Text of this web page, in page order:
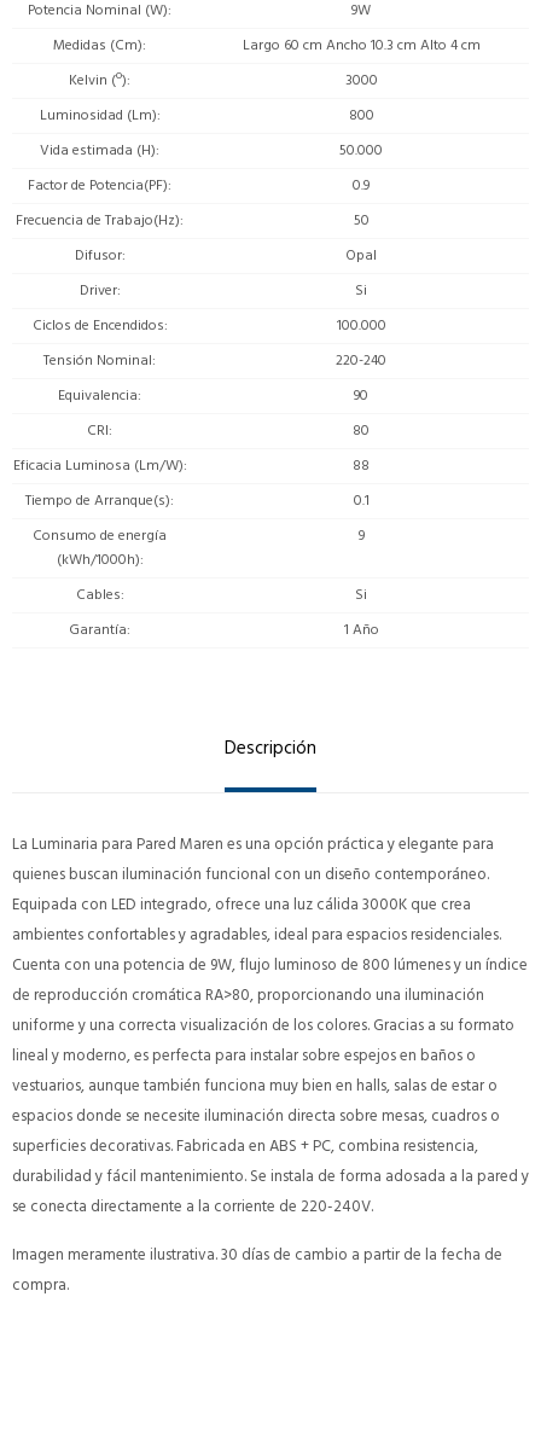
Potencia Nominal (W)
9W
Medidas (Cm)
Largo 60 cm Ancho 10.3 cm Alto 4 cm
Kelvin (º)
3000
Luminosidad (Lm)
800
Vida estimada (H)
50.000
Factor de Potencia(PF)
0.9
Frecuencia de Trabajo(Hz)
50
Difusor
Opal
Driver
Si
Ciclos de Encendidos
100.000
Tensión Nominal
220-240
Equivalencia
90
CRI
80
Eficacia Luminosa (Lm/W)
88
Tiempo de Arranque(s)
0.1
Consumo de energía
(kWh/1000h)
9
Cables
Si
Garantía
1 Año
Descripción
La Luminaria para Pared Maren es una opción práctica y elegante para
quienes buscan iluminación funcional con un diseño contemporáneo.
Equipada con LED integrado, ofrece una luz cálida 3000K que crea
ambientes confortables y agradables, ideal para espacios residenciales.
Cuenta con una potencia de 9W, flujo luminoso de 800 lúmenes y un índice
de reproducción cromática RA>80, proporcionando una iluminación
uniforme y una correcta visualización de los colores. Gracias a su formato
lineal y moderno, es perfecta para instalar sobre espejos en baños o
vestuarios, aunque también funciona muy bien en halls, salas de estar o
espacios donde se necesite iluminación directa sobre mesas, cuadros o
superficies decorativas. Fabricada en ABS + PC, combina resistencia,
durabilidad y fácil mantenimiento. Se instala de forma adosada a la pared y
se conecta directamente a la corriente de 220-240V.
Imagen meramente ilustrativa. 30 días de cambio a partir de la fecha de
compra.